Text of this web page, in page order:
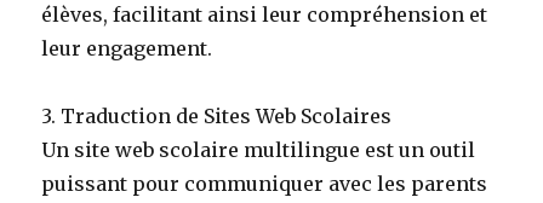
élèves, facilitant ainsi leur compréhension et
leur engagement.
3. Traduction de Sites Web Scolaires
Un site web scolaire multilingue est un outil
puissant pour communiquer avec les parents